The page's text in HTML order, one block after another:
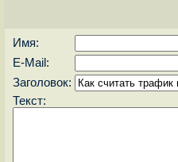
Имя:
E-Mail:
Заголовок:
Текст: